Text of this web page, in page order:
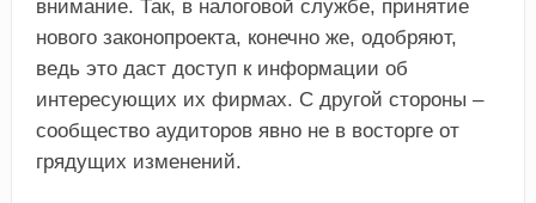
внимание. Так, в налоговой службе, принятие
нового законопроекта, конечно же, одобряют,
ведь это даст доступ к информации об
интересующих их фирмах. С другой стороны –
сообщество аудиторов явно не в восторге от
грядущих изменений.